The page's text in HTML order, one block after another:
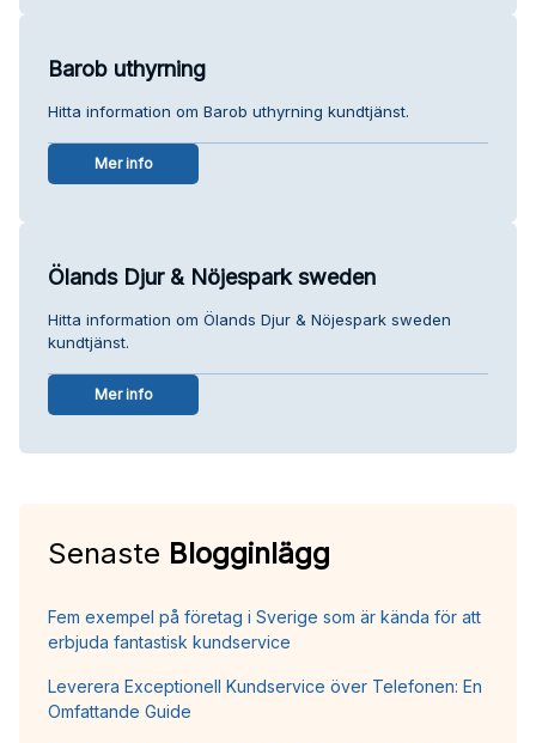
Barob uthyrning
Hitta information om Barob uthyrning kundtjänst.
Mer info
Ölands Djur & Nöjespark sweden
Hitta information om Ölands Djur & Nöjespark sweden
kundtjänst.
Mer info
Senaste Blogginlägg
Fem exempel på företag i Sverige som är kända för att
erbjuda fantastisk kundservice
Leverera Exceptionell Kundservice över Telefonen: En
Omfattande Guide